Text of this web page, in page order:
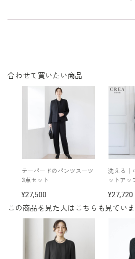
イヤリング /
ネックレス /
バッグ /5622160-99
※モデル：身長167cm 9号
この商品を見た人はこちらも見てい
合わせて買いたい商品
テーパードのパンツスーツ
3点セット
27,500
洗える｜
ットアッ
27,720